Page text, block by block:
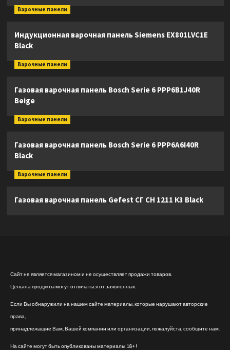
Варочные панели
Индукционная варочная панель Siemens EX801LVC1E
Black
Варочные панели
Газовая варочная панель Bosch Serie 6 PPP6B1J40R
Beige
Варочные панели
Газовая варочная панель Bosch Serie 6 PPP6A6I40R
Black
Варочные панели
Газовая варочная панель Gefest СГ СН 1211 К3 Black
Сайт не является магазином и не осуществляет продажи товаров.
Цены на продукты могут отличаться от заявленных.
Если Вы обнаружили на нашем сайте материалы, которые нарушают авторские
права,
принадлежащие Вам, Вашей компании или организации, пожалуйста, сообщите нам.
На сайте могут быть опубликованы материалы 18+!